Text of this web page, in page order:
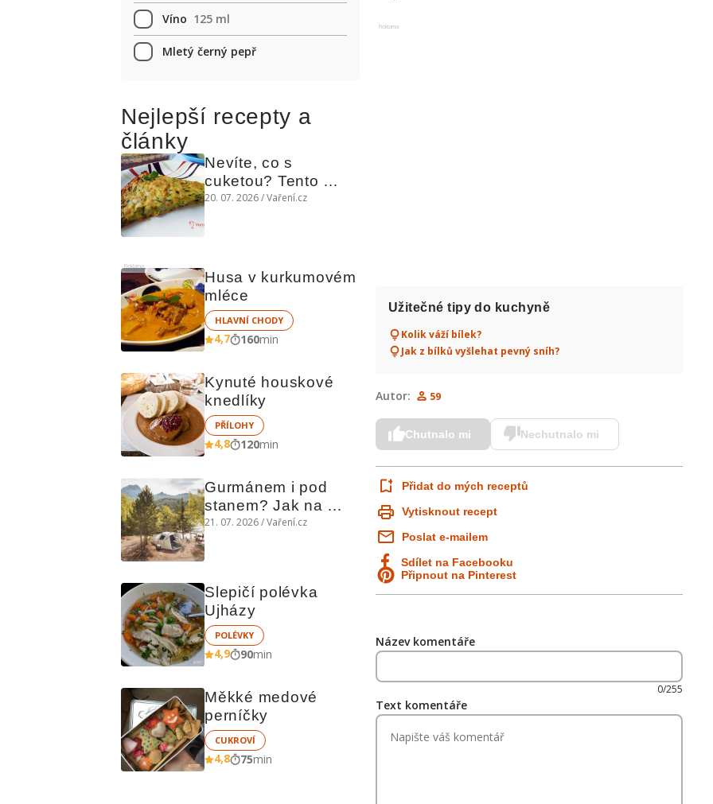
Víno 125 ml
Mletý černý pepř
Nejlepší recepty a
články
Nevíte, co s
cuketou? Tento
levný slaný koláč
20. 07. 2026 / Vaření.cz
Reklama
Husa v kurkumovém
mléce
HLAVNÍ CHODY
4,7 160min
Kynuté houskové
knedlíky
PŘÍLOHY
4,8 120min
Gurmánem i pod
stanem? Jak na
polní kuchyni a na
21. 07. 2026 / Vaření.cz
Slepičí polévka
Ujházy
POLÉVKY
4,9 90min
Měkké medové
perníčky
CUKROVÍ
4,8 75min
Reklama
Užitečné tipy do kuchyně
Kolik váží bílek?
Jak z bílků vyšlehat pevný sníh?
Autor: 59
Chutnalo mi Nechutnalo mi
Přidat do mých receptů
Vytisknout recept
Poslat e-mailem
Sdílet na Facebooku
Připnout na Pinterest
Název komentáře
0/255
Text komentáře